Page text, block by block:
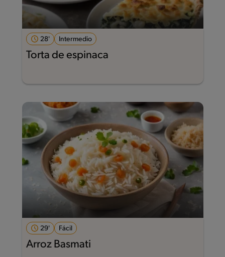
28' Intermedio
Torta de espinaca
29' Fácil
Arroz Basmati